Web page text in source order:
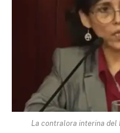
La contralora interina del